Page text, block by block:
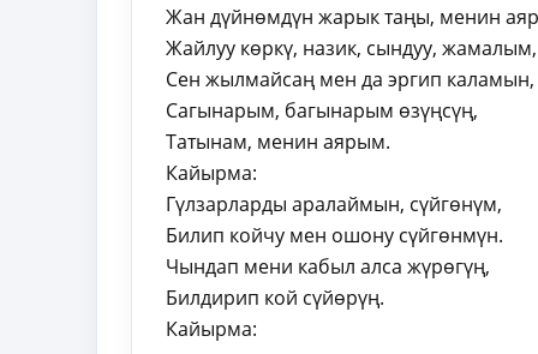
Жан дүйнөмдүн жарык таңы, менин
Жайлуу көркү, назик, сындуу, жамалым,
Сен жылмайсаң мен да эргип каламын,
Сагынарым, багынарым өзүңсүң,
Татынам, менин аярым.
Кайырма:
Гүлзарларды аралаймын, сүйгөнүм,
Билип койчу мен ошону сүйгөнмүн.
Чындап мени кабыл алса жүрөгүң,
Билдирип кой сүйөрүң.
Кайырма: